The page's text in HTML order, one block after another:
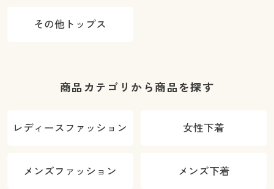
その他トップス
商品カテゴリから商品を探す
レディースファッション 女性下着
メンズファッション メンズ下着